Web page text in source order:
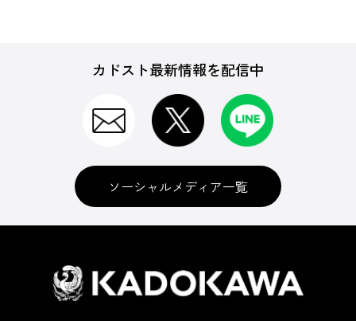
カドスト最新情報を配信中
ソーシャルメディア一覧